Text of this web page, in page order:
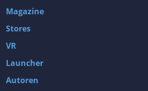
Magazine
Stores
VR
Launcher
Autoren